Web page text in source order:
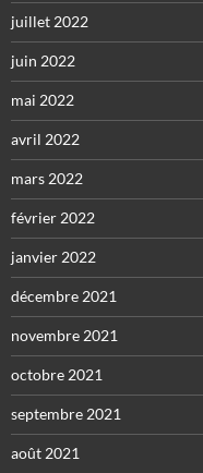
juillet 2022
juin 2022
mai 2022
avril 2022
mars 2022
février 2022
janvier 2022
décembre 2021
novembre 2021
octobre 2021
septembre 2021
août 2021